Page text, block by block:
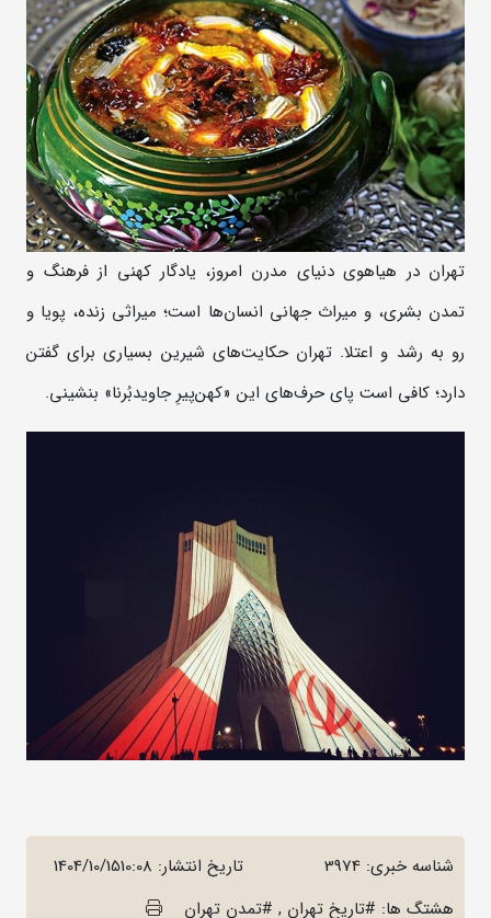
تهران در هیاهوی دنیای مدرن امروز، یادگار کهنی از فرهنگ و
تمدن بشری، و میراث جهانی انسان‌ها است؛ میراثی زنده، پویا و
رو به رشد و اعتلا. تهران حکایت‌های شیرین بسیاری برای گفتن
دارد؛ کافی است پای حرف‌های این «کهن‌پیرِ جاویدبُرنا» بنشینی.
شناسه خبری: 3974 تاریخ انتشار: 1404/10/1510:08
هشتگ ها: #تاریخ تهران , #تمدن تهران